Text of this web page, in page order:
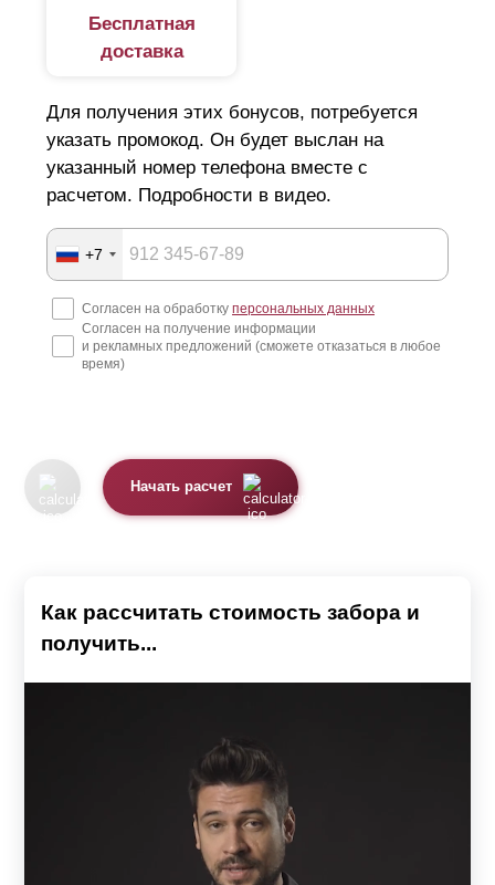
Бесплатная
доставка
Для получения этих бонусов, потребуется
указать промокод. Он будет выслан на
указанный номер телефона вместе с
расчетом. Подробности в видео.
+7
Согласен на обработку персональных данных
Согласен на получение информации
и рекламных предложений (сможете отказаться в любое
время)
Начать расчет
Как рассчитать стоимость забора и
получить...